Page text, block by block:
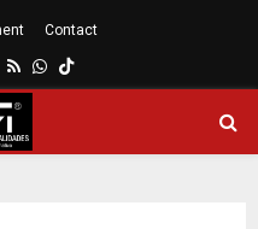
Contact
RssWhatsapp